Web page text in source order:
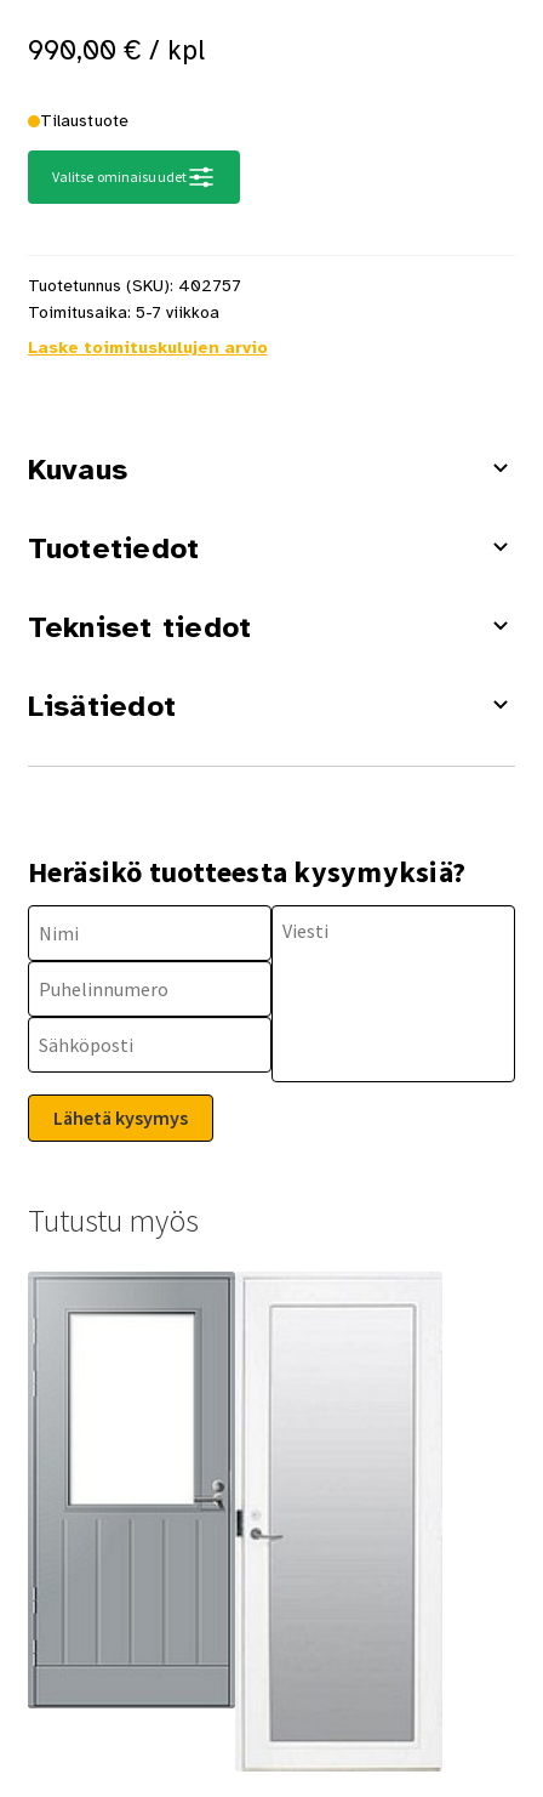
990,00 € / kpl
Tilaustuote
Valitse ominaisuudet
Tuotetunnus (SKU): 402757
Toimitusaika: 5-7 viikkoa
Laske toimituskulujen arvio
Kuvaus
Tuotetiedot
Tekniset tiedot
Lisätiedot
Heräsikö tuotteesta kysymyksiä?
Tutustu myös